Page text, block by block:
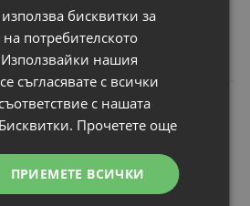
продукти
Basics Wireless
Mouse
Предназначен за
: Kомпютри
Тип на свързване: Wireless
бисквитки за
потребителското
нашия
съгласявате с всички
с нашата
Прочетете още
ПРИЕМЕТЕ ВСИЧКИ